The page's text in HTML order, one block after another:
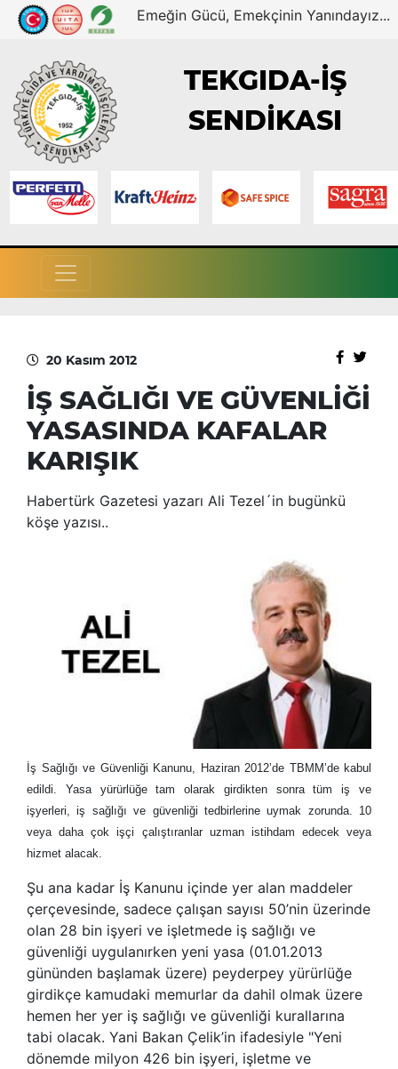
Emeğin Gücü, Emekçinin Yanındayız...
TEKGIDA-İŞ
SENDİKASI
20 Kasım 2012
İŞ SAĞLIĞI VE GÜVENLİĞİ
YASASINDA KAFALAR
KARIŞIK
Habertürk Gazetesi yazarı Ali Tezel´in bugünkü
köşe yazısı..
İş Sağlığı ve Güvenliği Kanunu, Haziran 2012’de TBMM’de kabul
edildi. Yasa yürürlüğe tam olarak girdikten sonra tüm iş ve
işyerleri, iş sağlığı ve güvenliği tedbirlerine uymak zorunda. 10
veya daha çok işçi çalıştıranlar uzman istihdam edecek veya
hizmet alacak.
Şu ana kadar İş Kanunu içinde yer alan maddeler
çerçevesinde, sadece çalışan sayısı 50’nin üzerinde
olan 28 bin işyeri ve işletmede iş sağlığı ve
güvenliği uygulanırken yeni yasa (01.01.2013
gününden başlamak üzere) peyderpey yürürlüğe
girdikçe kamudaki memurlar da dahil olmak üzere
hemen her yer iş sağlığı ve güvenliği kurallarına
tabi olacak. Yani Bakan Çelik’in ifadesiyle "Yeni
dönemde milyon 426 bin işyeri, işletme ve